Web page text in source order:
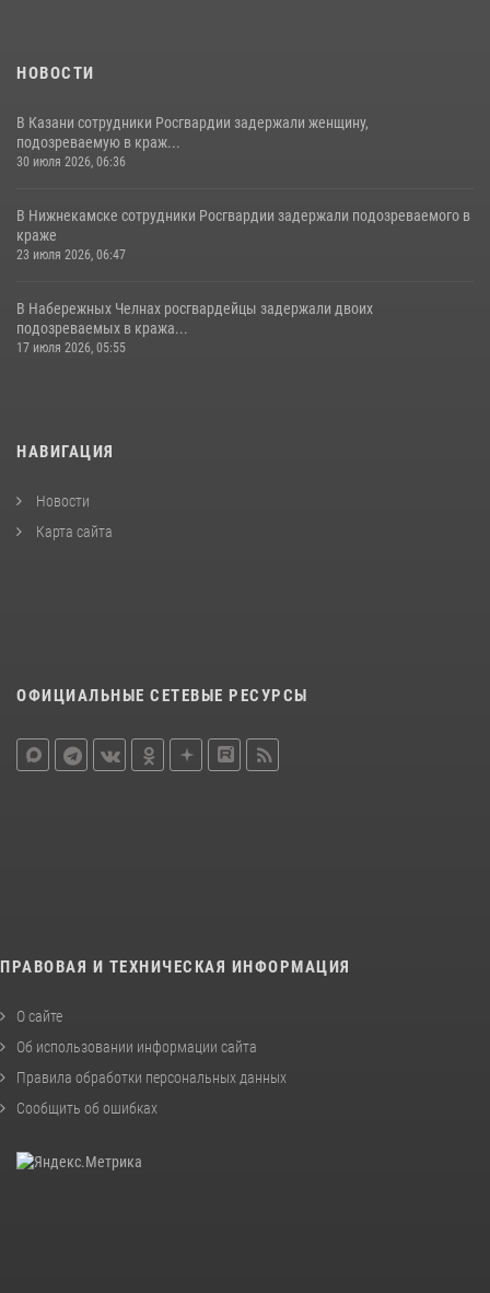
НОВОСТИ
В Казани сотрудники Росгвардии задержали женщину,
подозреваемую в краж...
30 июля 2026, 06:36
В Нижнекамске сотрудники Росгвардии задержали подозреваемого в
краже
23 июля 2026, 06:47
В Набережных Челнах росгвардейцы задержали двоих
подозреваемых в кража...
17 июля 2026, 05:55
НАВИГАЦИЯ
Новости
Карта сайта
ОФИЦИАЛЬНЫЕ СЕТЕВЫЕ РЕСУРСЫ
ПРАВОВАЯ И ТЕХНИЧЕСКАЯ ИНФОРМАЦИЯ
О сайте
Об использовании информации сайта
Правила обработки персональных данных
Сообщить об ошибках